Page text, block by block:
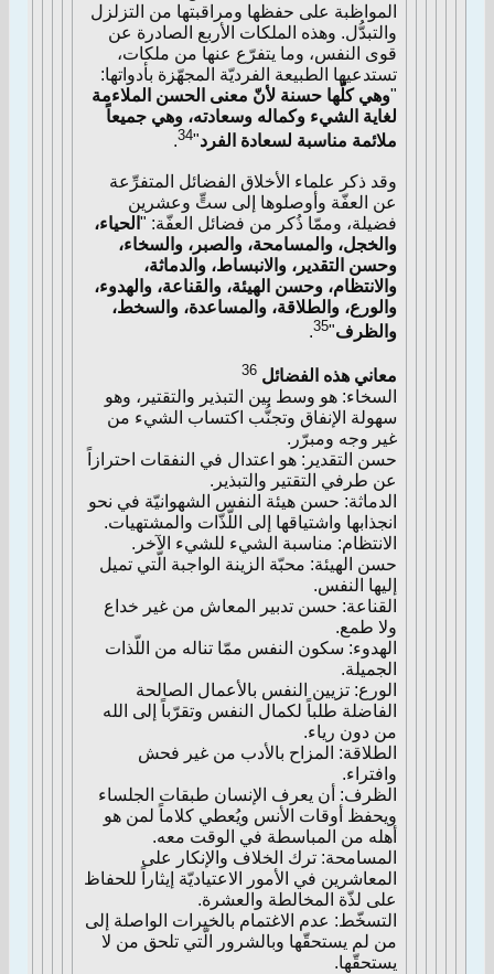
المواظبة على حفظها ومراقبتها من التزلزل
والتبدُّل. وهذه الملكات الأربع الصادرة عن
قوى النفس، وما يتفرّع عنها من ملكات،
تستدعيها الطبيعة الفرديّة المجهّزة بأدواتها:
"وهي كلّها حسنة لأنّ معنى الحسن الملاءمة
لغاية الشيء وكماله وسعادته، وهي جميعاً
ملائمة مناسبة لسعادة الفرد"
34
.
وقد ذكر علماء الأخلاق الفضائل المتفرِّعة
عن العفّة وأوصلوها إلى ستٍّ وعشرين
فضيلة، وممّا ذُكر من فضائل العفّة: " الحياء،
والخجل، والمسامحة، والصبر، والسخاء،
وحسن التقدير، والانبساط، والدماثة،
والانتظام، وحسن الهيئة، والقناعة، والهدوء،
والورع، والطلاقة، والمساعدة، والسخط،
والظرف"
35
.
معاني هذه الفضائل 36
السخاء: هو وسط بين التبذير والتقتير، وهو
سهولة الإنفاق وتجنُّب اكتساب الشيء من
غير وجه ومبرّر.
حسن التقدير: هو اعتدال في النفقات احترازاً
عن طرفي التقتير والتبذير.
الدماثة: حسن هيئة النفس الشهوانيّة في نحو
انجذابها واشتياقها إلى اللّذّات والمشتهيات.
الانتظام: مناسبة الشيء للشيء الآخر.
حسن الهيئة: محبّة الزينة الواجبة الّتي تميل
إليها النفس.
القناعة: حسن تدبير المعاش من غير خداع
ولا طمع.
الهدوء: سكون النفس ممّا تناله من اللّذات
الجميلة.
الورع: تزيين النفس بالأعمال الصالحة
الفاضلة طلباً لكمال النفس وتقرّباً إلى الله
من دون رياء.
الطلاقة: المزاح بالأدب من غير فحش
وافتراء.
الظرف: أن يعرف الإنسان طبقات الجلساء
ويحفظ أوقات الأنس ويُعطي كلاماً لمن هو
أهله من المباسطة في الوقت معه.
المسامحة: ترك الخلاف والإنكار على
المعاشرين في الأمور الاعتياديّة إيثاراً للحفاظ
على لذّة المخالطة والعشرة.
التسخّط: عدم الاغتمام بالخيرات الواصلة إلى
من لم يستحقّها وبالشرور الّتي تلحق من لا
يستحقّها.